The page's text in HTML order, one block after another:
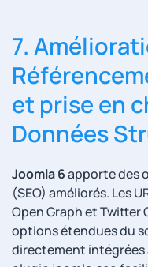
7.
et prise en
Données
Joomla 6apporte des
(SEO) améliorés. Les
Open Graph et Twitter
options étendues du
directement intégrées